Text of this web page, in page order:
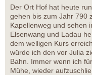
Der Ort Hof hat heute
gehen bis zum Jahr 790
Kapellenweg und sehen
Elsenwang und Ladau
dem welligen Kurs
würde ich den vor Julia
Bahn. Immer wenn ich
Mühe, wieder